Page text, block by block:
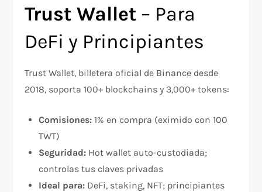
Trust Wallet – Para
DeFi y Principiantes
Trust Wallet, billetera oficial de Binance desde
2018, soporta 100+ blockchains y 3,000+ tokens:​
Comisiones: 1% en compra (eximido con 100
TWT)
Seguridad: Hot wallet auto-custodiada;
controlas tus claves privadas
Ideal para: DeFi, staking, NFT; principiantes